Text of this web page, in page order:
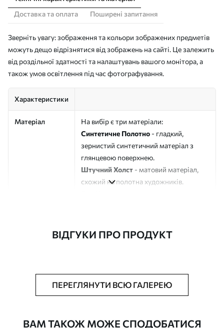
Доставка та оплата
Поширені запитання
Зверніть увагу: зображення та кольори зображених предметів
можуть дещо відрізнятися від зображень на сайті. Це залежить
від роздільної здатності та налаштувань вашого монітора, а
також умов освітлення під час фотографування.
Характеристики
Матеріал
На вибір є три матеріали:
Синтетичне Полотно - гладкий,
зернистий синтетичний матеріал з
глянцевою поверхнею.
Штучний Холст - матовий матеріал,
схожий на полотна художників.
Додатково Можна додати лакове покриття.
ВІДГУКИ ПРО ПРОДУКТ
ПЕРЕГЛЯНУТИ ВСЮ ГАЛЕРЕЮ
ВАМ ТАКОЖ МОЖЕ СПОДОБАТИСЯ